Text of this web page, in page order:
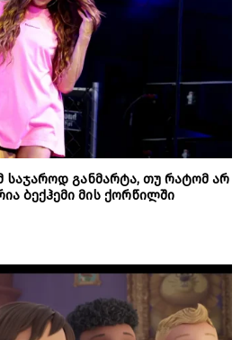
საჯაროდ განმარტა, თუ რატომ არ
ბექჰემი მის ქორწილში